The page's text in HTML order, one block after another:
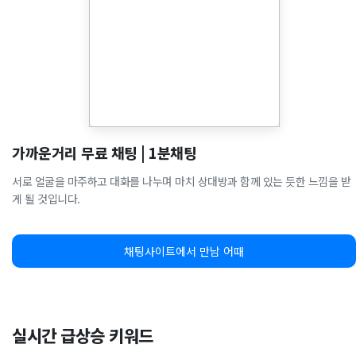
가까운거리 무료 채팅 | 1분채팅
서로 얼굴을 마주하고 대화를 나누며 마치 상대방과 함께 있는 듯한 느낌을 받
게 될 것입니다.
채팅사이트에서 만남 어때
실시간 급상승 키워드